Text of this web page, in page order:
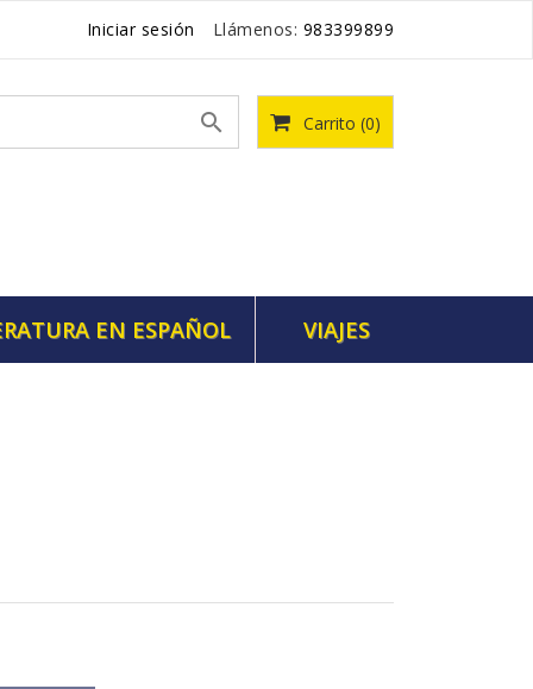
Iniciar sesión Llámenos: 983399899
Carrito (0)

EN ESPAÑOL VIAJES